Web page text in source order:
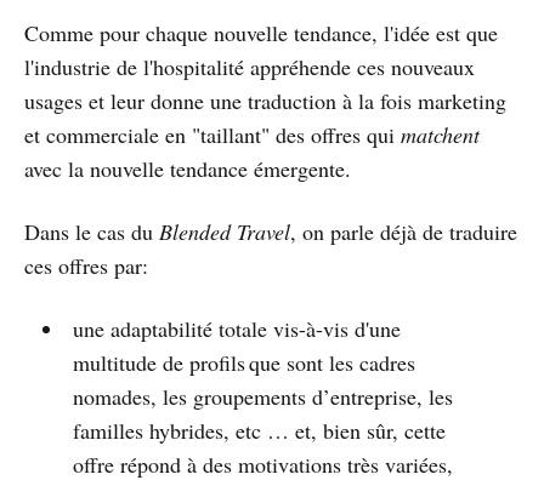
Comme pour chaque nouvelle tendance, l'idée est que
l'industrie de l'hospitalité appréhende ces nouveaux
usages et leur donne une traduction à la fois marketing
et commerciale en "taillant" des offres qui matchent
avec la nouvelle tendance émergente.
Dans le cas du Blended Travel, on parle déjà de traduire
ces offres par:
une adaptabilité totale vis-à-vis d'une
multitude de profils que sont les cadres
nomades, les groupements d’entreprise, les
familles hybrides, etc … et, bien sûr, cette
offre répond à des motivations très variées,